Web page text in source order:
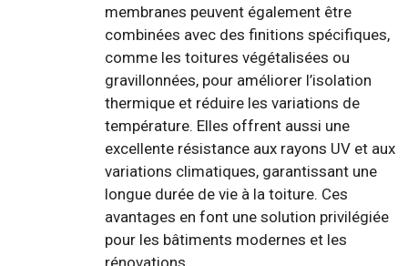
membranes peuvent également être
combinées avec des finitions spécifiques,
comme les toitures végétalisées ou
gravillonnées, pour améliorer l’isolation
thermique et réduire les variations de
température. Elles offrent aussi une
excellente résistance aux rayons UV et aux
variations climatiques, garantissant une
longue durée de vie à la toiture. Ces
avantages en font une solution privilégiée
pour les bâtiments modernes et les